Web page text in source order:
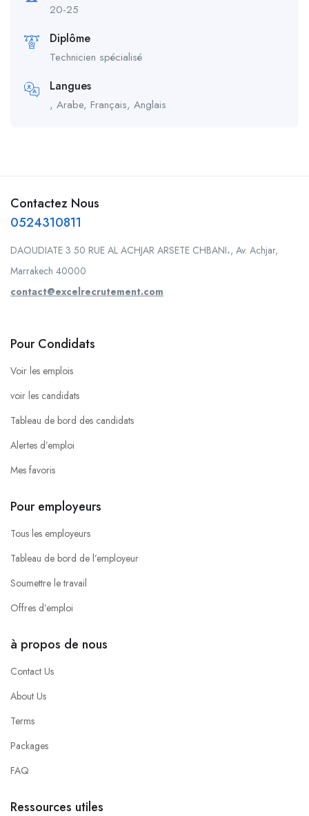
20-25
Diplôme
Technicien spécialisé
Langues
, Arabe, Français, Anglais
Contactez Nous
0524310811
DAOUDIATE 3 50 RUE AL ACHJAR ARSETE CHBANI،, Av. Achjar,
Marrakech 40000
contact@excelrecrutement.com
Pour Condidats
Voir les emplois
voir les candidats
Tableau de bord des candidats
Alertes d’emploi
Mes favoris
Pour employeurs
Tous les employeurs
Tableau de bord de l’employeur
Soumettre le travail
Offres d’emploi
à propos de nous
Contact Us
About Us
Terms
Packages
FAQ
Ressources utiles